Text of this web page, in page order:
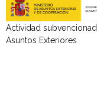
Actividad
Asuntos Exteriores